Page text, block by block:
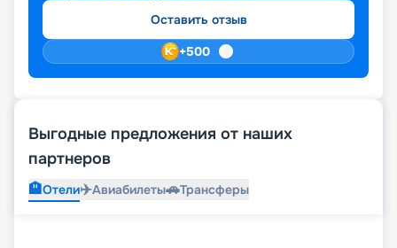
Оставить отзыв
+500
Выгодные предложения от наших
партнеров
🏨Отели✈️Авиабилеты🚗Трансферы